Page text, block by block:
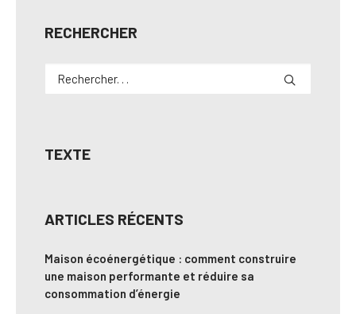
RECHERCHER
TEXTE
ARTICLES RÉCENTS
Maison écoénergétique : comment construire
une maison performante et réduire sa
consommation d’énergie